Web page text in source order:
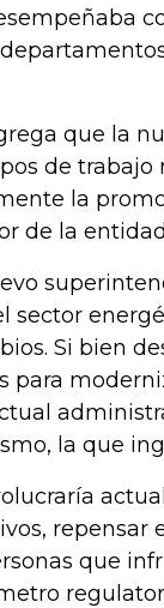
que la
de
la
de la
sector
Si bien
para
la que
repensar
que